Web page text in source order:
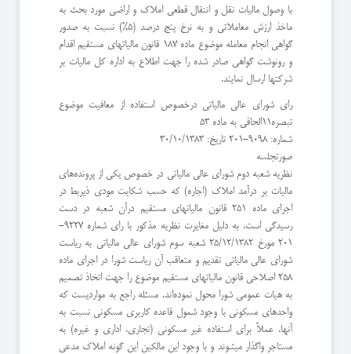
با وصول مالیات نقل و انتقال قطعی املاک و اراضی مورد بحث به
ماخذ ارزش معاملاتی و به نرخ پنج درصد (5%) نسبت به صدور
گواهی انجام معامله موضوع ماده 187 قانون مالیاتهای مستقیم اقدام
و رونوشت گواهی صادر شده را جهت اطلاع به اداره کل مالیات بر
شرکتها ارسال نمایند.
رای شورای عالی مالیاتی درخصوص استفاده از معافیت موضوع
تبصره۱۱الحاقی به ماده ۵۳
شماره: 9098-201 تاریخ: 30/10/1383
صورتجلسه
نظریه شعبه دوم شورای عالی مالیاتی در خصوص یکی از پرونده‌های
مالیات بر درآمد املاک (اجاره) که حسب شکایت مودی ذیربط در
اجرای ماده 251 قانون مالیاتهای مستقیم درآن شعبه در دست
رسیدگی است، به دلیل مغایرت نظریه مذکور با رای شماره 9227-
201 مورخ 25/12/1382 شعبه سوم شورای عالی مالیاتی به ریاست
شورای عالی مالیاتی تقدیم و متعاقب آن ریاست شورا در اجرای ماده
258 اصلاحی قانون مالیاتهای مستقیم موضوع را جهت اتخاذ تصمیم
به هیات عمومی شورا محول نموده‌اند. مسئله راجع به مواردیست که
واحدهای مسکونی با وجود شمول قاعده کاربری مسکونی نسبت به
آنها، عملاً برای استفاده غیر مسکونی (تجاری، اداری و غیره) به
مستاجر واگذار میشوند و با وجود این مالکین این گونه املاک مدعی